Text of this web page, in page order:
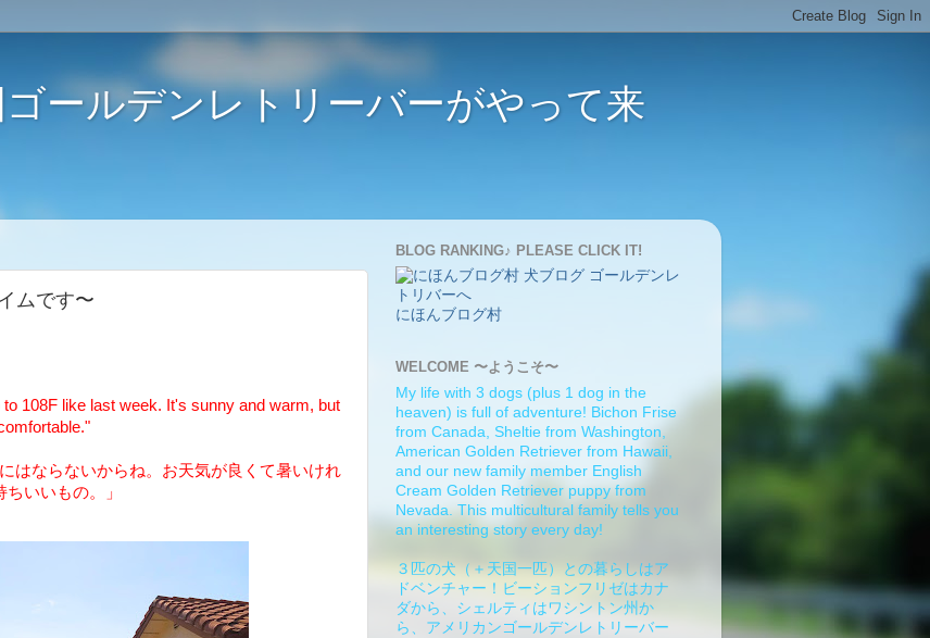
ールデンレトリーバーがやって来
ムです〜
108F like last week. It's sunny and warm, but
はならないからね。お天気が良くて暑いけれ
ちいいもの。」
BLOG RANKING♪ PLEASE CLICK IT!
にほんブログ村
WELCOME 〜ようこそ〜
My life with 3 dogs (plus 1 dog in the
heaven) is full of adventure! Bichon Frise
from Canada, Sheltie from Washington,
American Golden Retriever from Hawaii,
and our new family member English
Cream Golden Retriever puppy from
Nevada. This multicultural family tells you
an interesting story every day!
３匹の犬（＋天国一匹）との暮らしはア
ドベンチャー！ビーションフリゼはカナ
ダから、シェルティはワシントン州か
ら、アメリカンゴールデンレトリーバー